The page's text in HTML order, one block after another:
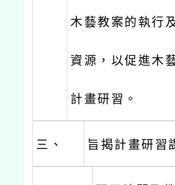
木藝教案的執行
資源，以促進木
計畫研習。
三、 旨揭計畫研習